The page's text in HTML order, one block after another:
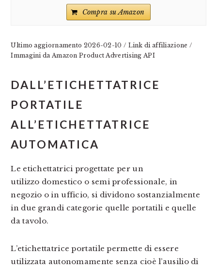
Compra su Amazon
Ultimo aggiornamento 2026-02-10 / Link di affiliazione /
Immagini da Amazon Product Advertising API
DALL’ETICHETTATRICE
PORTATILE
ALL’ETICHETTATRICE
AUTOMATICA
Le etichettatrici progettate per un
utilizzo domestico o semi professionale, in
negozio o in ufficio, si dividono sostanzialmente
in due grandi categorie quelle portatili e quelle
da tavolo.
L’etichettatrice portatile permette di essere
utilizzata autonomamente senza cioè l’ausilio di